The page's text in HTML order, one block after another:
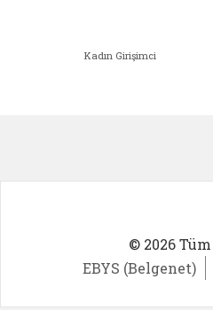
Kadın Girişimci
© 2026
EBYS (Belgenet)